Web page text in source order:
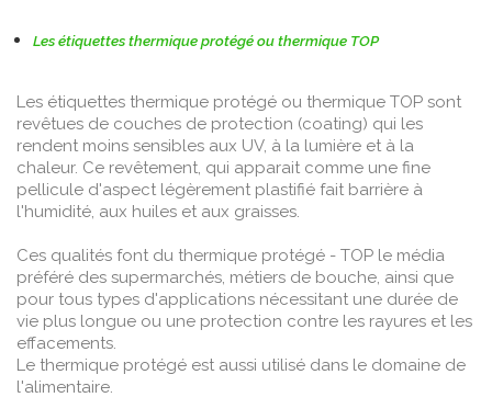
Les étiquettes thermique protégé ou thermique TOP
Les étiquettes thermique protégé ou thermique TOP sont
revêtues de couches de protection (coating) qui les
rendent moins sensibles aux UV, à la lumière et à la
chaleur. Ce revêtement, qui apparait comme une fine
pellicule d'aspect légèrement plastifié fait barrière à
l'humidité, aux huiles et aux graisses.
Ces qualités font du thermique protégé - TOP le média
préféré des supermarchés, métiers de bouche, ainsi que
pour tous types d'applications nécessitant une durée de
vie plus longue ou une protection contre les rayures et les
effacements.
Le thermique protégé est aussi utilisé dans le domaine de
l'alimentaire.